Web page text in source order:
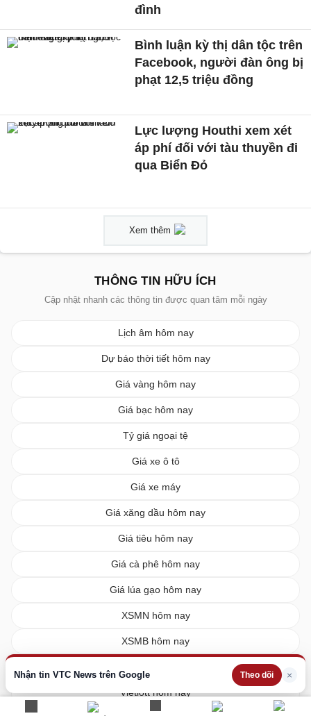
Nhận tin VTC News trên Google Theo dõi ×
đình
Bình luận kỳ thị dân tộc trên
Facebook, người đàn ông bị
phạt 12,5 triệu đồng
Lực lượng Houthi xem xét
áp phí đối với tàu thuyền đi
qua Biển Đỏ
Xem thêm
THÔNG TIN HỮU ÍCH
Cập nhật nhanh các thông tin được quan tâm mỗi ngày
Lịch âm hôm nay
Dự báo thời tiết hôm nay
Giá vàng hôm nay
Giá bạc hôm nay
Tỷ giá ngoại tệ
Giá xe ô tô
Giá xe máy
Giá xăng dầu hôm nay
Giá tiêu hôm nay
Giá cà phê hôm nay
Giá lúa gạo hôm nay
XSMN hôm nay
XSMB hôm nay
Vietlott hôm nay